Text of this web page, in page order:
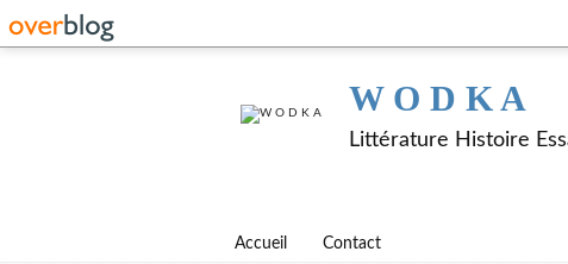
W O D K A
Littérature Histoire
Accueil Contact